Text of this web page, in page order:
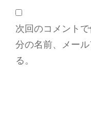
次回のコメント
分の名前、メー
る。